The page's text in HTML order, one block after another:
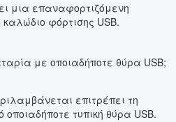
μια επαναφορτιζόμενη
φόρτισης USB.
με οποιαδήποτε θύρα USB;
επιτρέπει τη
τυπική θύρα USB.